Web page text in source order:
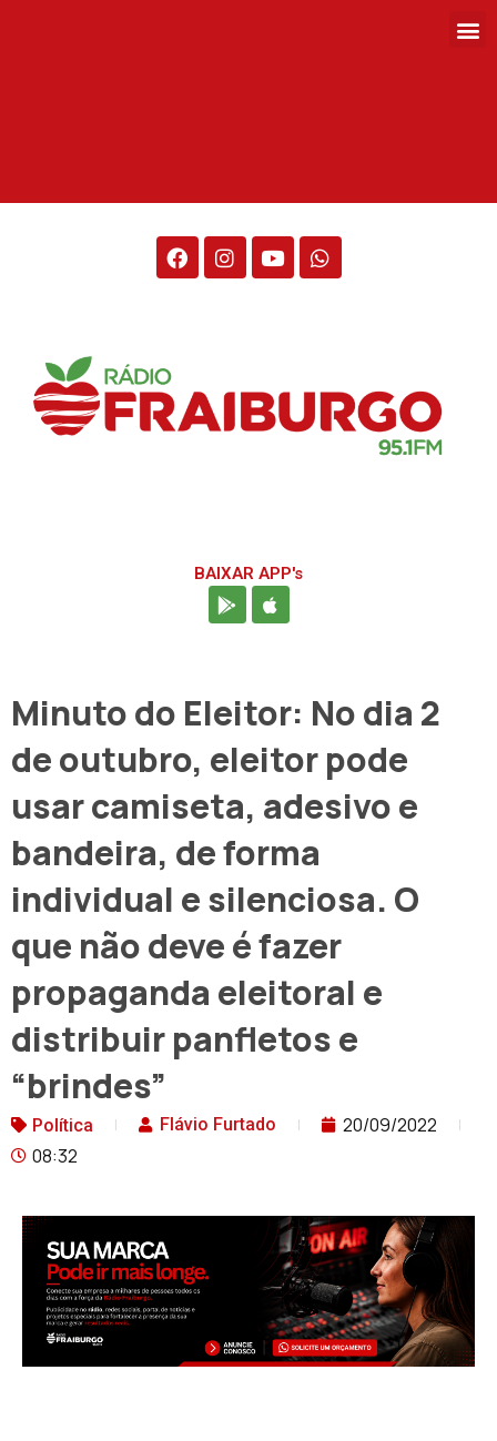
BAIXAR APP's
Minuto do Eleitor: No dia 2
de outubro, eleitor pode
usar camiseta, adesivo e
bandeira, de forma
individual e silenciosa. O
que não deve é fazer
propaganda eleitoral e
distribuir panfletos e
“brindes”
Política Flávio Furtado
20/09/2022
08:32